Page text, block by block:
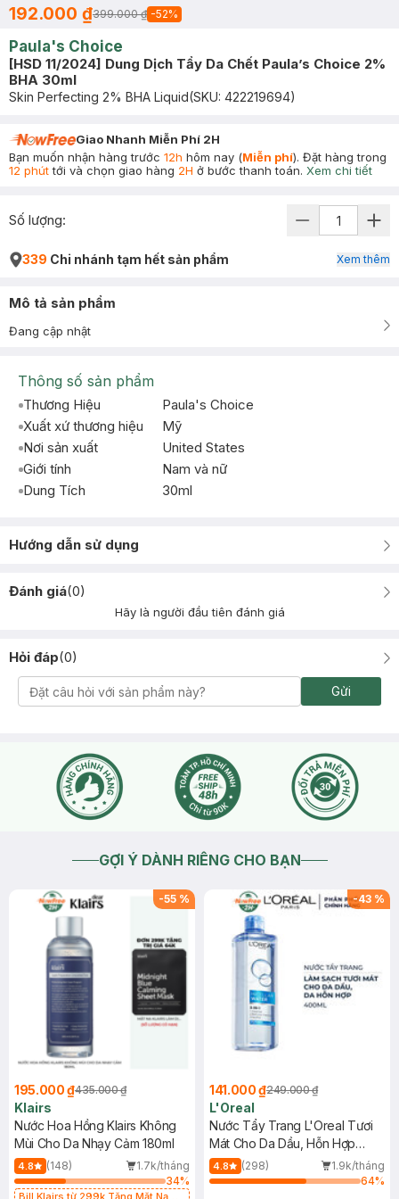
192.000 ₫399.000 ₫ -52%
Paula's Choice
[HSD 11/2024] Dung Dịch Tẩy Da Chết Paula’s Choice 2%
BHA 30ml
Skin Perfecting 2% BHA Liquid(SKU: 422219694)
Giao Nhanh Miễn Phí 2H
Bạn muốn nhận hàng trước 12h hôm nay (Miễn phí). Đặt hàng trong
12 phúttới và chọn giao hàng 2H ở bước thanh toán. Xem chi tiết
Số lượng:
339 Chi nhánh tạm hết sản phẩm Xem thêm
Mô tả sản phẩm
Đang cập nhật
Thông số sản phẩm
Thương Hiệu
Paula's Choice
Xuất xứ thương hiệu
Mỹ
Nơi sản xuất
United States
Giới tính
Nam và nữ
Dung Tích
30ml
Hướng dẫn sử dụng
Đánh giá(0)
Hãy là người đầu tiên đánh giá
Hỏi đáp(0)
Gửi
GỢI Ý DÀNH RIÊNG CHO BẠN
-55 %
195.000 ₫435.000 ₫
Klairs
Nước Hoa Hồng Klairs Không
Mùi Cho Da Nhạy Cảm 180ml
4.8 (148)
1.7k/tháng
34%
Bill Klairs từ 299k Tặng Mặt Nạ
-43 %
141.000 ₫249.000 ₫
L'Oreal
Nước Tẩy Trang L'Oreal Tươi
Mát Cho Da Dầu, Hỗn Hợp
400ml
4.8 (298)
1.9k/tháng
64%